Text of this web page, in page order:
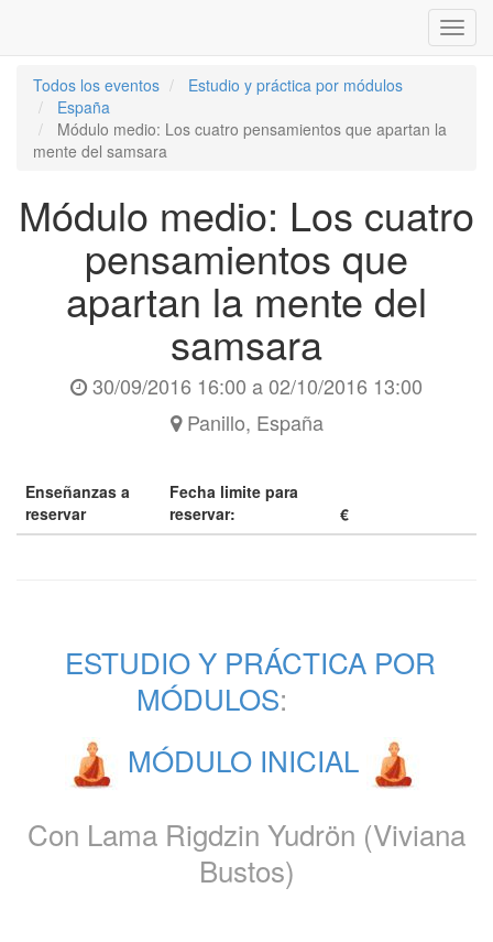
Todos los eventos
Estudio y práctica por módulos
España
Módulo medio: Los cuatro pensamientos que apartan la
mente del samsara
Módulo medio: Los cuatro
pensamientos que
apartan la mente del
samsara
30/09/2016 16:00 a02/10/2016 13:00
Panillo, España
Enseñanzas a
reservar
Fecha limite para
reservar:
€
ESTUDIO Y PRÁCTICA POR
MÓDULOS:
MÓDULO INICIAL
Con Lama Rigdzin Yudrön (Viviana
Bustos)